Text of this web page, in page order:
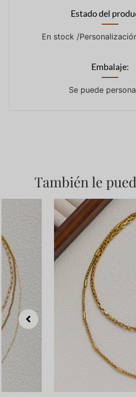
Estado del
En stock /
Embalaje:
Se puede
También le